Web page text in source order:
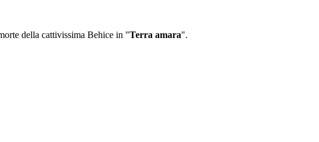
della cattivissima Behice in "Terra amara".